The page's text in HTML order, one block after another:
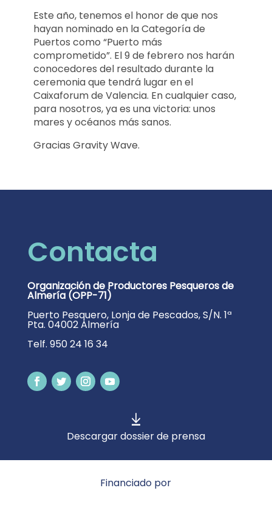
Este año, tenemos el honor de que nos
hayan nominado en la Categoría de
Puertos como “Puerto más
comprometido”. El 9 de febrero nos harán
conocedores del resultado durante la
ceremonia que tendrá lugar en el
Caixaforum de Valencia. En cualquier caso,
para nosotros, ya es una victoria: unos
mares y océanos más sanos.
Gracias Gravity Wave.
Contacta
Organización de Productores Pesqueros de
Almería (OPP-71)
Puerto Pesquero, Lonja de Pescados, S/N. 1ª
Pta. 04002 Almería
Telf. 950 24 16 34
Descargar dossier de prensa
Financiado por